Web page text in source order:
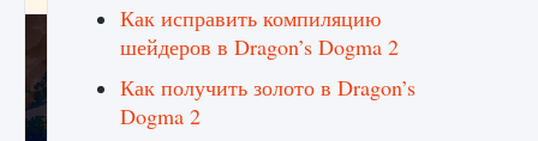
Как исправить компиляцию
шейдеров в Dragon’s Dogma 2
Как получить золото в Dragon’s
Dogma 2